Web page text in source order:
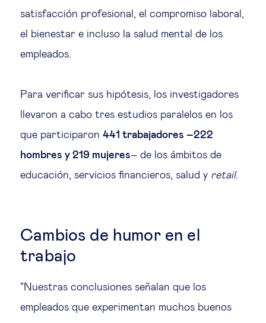
satisfacción profesional, el compromiso laboral,
el bienestar e incluso la salud mental de los
empleados.
Para verificar sus hipótesis, los investigadores
llevaron a cabo tres estudios paralelos en los
que participaron 441 trabajadores –222
hombres y 219 mujeres– de los ámbitos de
educación, servicios financieros, salud y retail.
Cambios de humor en el
trabajo
“Nuestras conclusiones señalan que los
empleados que experimentan muchos buenos